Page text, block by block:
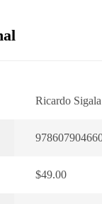
Ricardo Sigala
$49.00